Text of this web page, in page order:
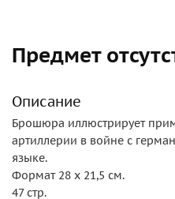
Предмет
Описание
Брошюра иллюстрирует
артиллерии в войне с
языке.
Формат 28 х 21,5 см.
47 стр.